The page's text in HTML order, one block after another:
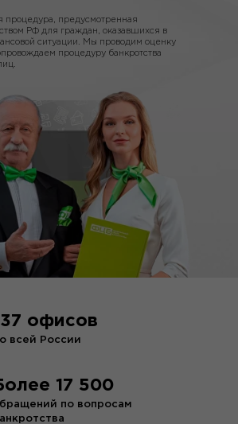
процедура, предусмотренная
РФ для граждан, оказавшихся в
ситуации. Мы проводим оценку
процедуру банкротства
по вопросам
17 500
всей России
офисов